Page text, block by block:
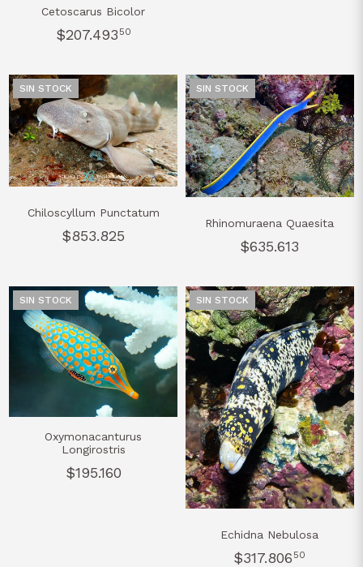
Cetoscarus Bicolor
$207.493 50
SIN STOCK
Chiloscyllum Punctatum
$853.825
SIN STOCK
Rhinomuraena Quaesita
$635.613
SIN STOCK
Oxymonacanturus
Longirostris
$195.160
SIN STOCK
Echidna Nebulosa
$317.806 50